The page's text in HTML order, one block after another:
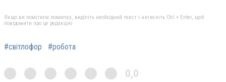
Якщо ви помітили помилку, виділіть необхідний текст і натисніть Ctrl + Enter, щоб
повідомити про це редакцію
#світлофор #робота
0,0